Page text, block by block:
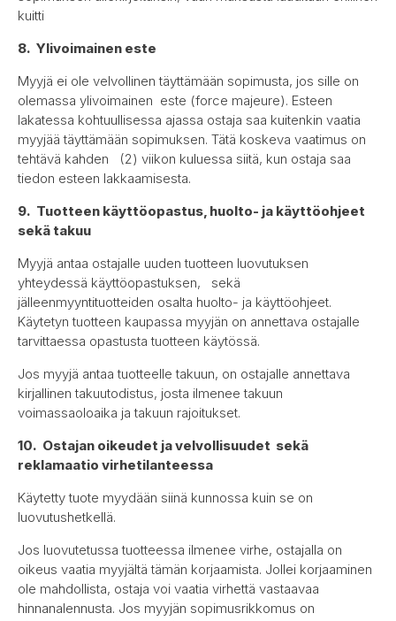
kuitti
8. Ylivoimainen este
Myyjä ei ole velvollinen täyttämään sopimusta, jos sille on
olemassa ylivoimainen este (force majeure). Esteen
lakatessa kohtuullisessa ajassa ostaja saa kuitenkin vaatia
myyjää täyttämään sopimuksen. Tätä koskeva vaatimus on
tehtävä kahden (2) viikon kuluessa siitä, kun ostaja saa
tiedon esteen lakkaamisesta.
9. Tuotteen käyttöopastus, huolto- ja käyttöohjeet
sekä takuu
Myyjä antaa ostajalle uuden tuotteen luovutuksen
yhteydessä käyttöopastuksen, sekä
jälleenmyyntituotteiden osalta huolto- ja käyttöohjeet.
Käytetyn tuotteen kaupassa myyjän on annettava ostajalle
tarvittaessa opastusta tuotteen käytössä.
Jos myyjä antaa tuotteelle takuun, on ostajalle annettava
kirjallinen takuutodistus, josta ilmenee takuun
voimassaoloaika ja takuun rajoitukset.
10. Ostajan oikeudet ja velvollisuudet sekä
reklamaatio virhetilanteessa
Käytetty tuote myydään siinä kunnossa kuin se on
luovutushetkellä.
Jos luovutetussa tuotteessa ilmenee virhe, ostajalla on
oikeus vaatia myyjältä tämän korjaamista. Jollei korjaaminen
ole mahdollista, ostaja voi vaatia virhettä vastaavaa
hinnanalennusta. Jos myyjän sopimusrikkomus on